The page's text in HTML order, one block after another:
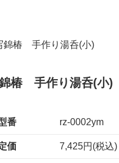
錦椿 手作り湯呑(小)
椿 手作り湯呑(小)
番 rz-0002ym
価 7,425円(税込)